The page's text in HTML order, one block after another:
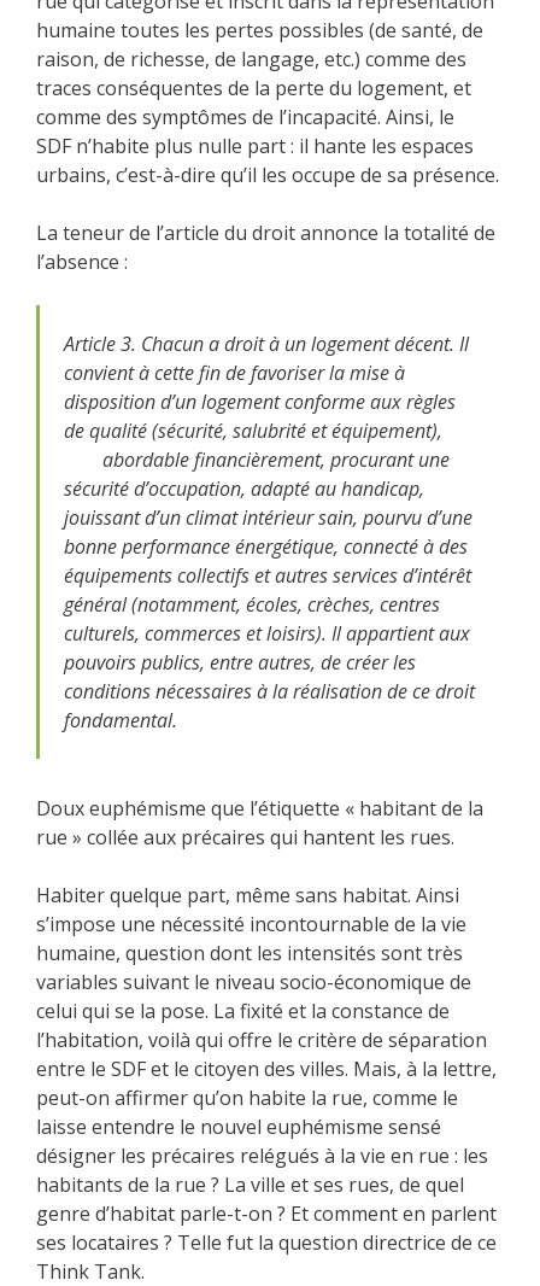
humaine toutes les pertes possibles (de santé, de
raison, de richesse, de langage, etc.) comme des
traces conséquentes de la perte du logement, et
comme des symptômes de l’incapacité. Ainsi, le
SDF n’habite plus nulle part : il hante les espaces
urbains, c’est-à-dire qu’il les occupe de sa présence.
La teneur de l’article du droit annonce la totalité de
l’absence :
Article 3. Chacun a droit à un logement décent. Il
convient à cette fin de favoriser la mise à
disposition d’un logement conforme aux règles
de qualité (sécurité, salubrité et équipement),
abordable financièrement, procurant une
sécurité d’occupation, adapté au handicap,
jouissant d’un climat intérieur sain, pourvu d’une
bonne performance énergétique, connecté à des
équipements collectifs et autres services d’intérêt
général (notamment, écoles, crèches, centres
culturels, commerces et loisirs). Il appartient aux
pouvoirs publics, entre autres, de créer les
conditions nécessaires à la réalisation de ce droit
fondamental.
Doux euphémisme que l’étiquette « habitant de la
rue » collée aux précaires qui hantent les rues.
Habiter quelque part, même sans habitat. Ainsi
s’impose une nécessité incontournable de la vie
humaine, question dont les intensités sont très
variables suivant le niveau socio-économique de
celui qui se la pose. La fixité et la constance de
l’habitation, voilà qui offre le critère de séparation
entre le SDF et le citoyen des villes. Mais, à la lettre,
peut-on affirmer qu’on habite la rue, comme le
laisse entendre le nouvel euphémisme sensé
désigner les précaires relégués à la vie en rue : les
habitants de la rue ? La ville et ses rues, de quel
genre d’habitat parle-t-on ? Et comment en parlent
ses locataires ? Telle fut la question directrice de ce
Think Tank.